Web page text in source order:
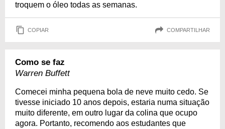
troquem o óleo todas as semanas.
COPIAR COMPARTILHAR
Como se faz
Warren Buffett
Comecei minha pequena bola de neve muito cedo. Se
tivesse iniciado 10 anos depois, estaria numa situação
muito diferente, em outro lugar da colina que ocupo
agora. Portanto, recomendo aos estudantes que